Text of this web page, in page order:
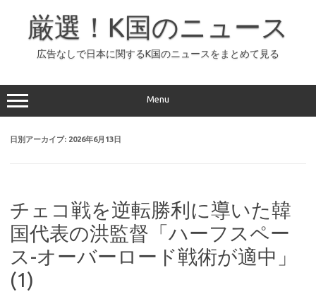
ッ
プ
厳選！K国のニュース
広告なしで日本に関するK国のニュースをまとめて見る
Menu
日別アーカイブ: 2026年6月13日
チェコ戦を逆転勝利に導いた韓
国代表の洪監督「ハーフスペー
ス-オーバーロード戦術が適中」
(1)